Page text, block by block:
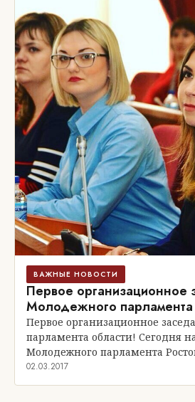
ВАЖНЫЕ НОВОСТИ
Первое организационное
Молодежного парламента
Первое организационное
парламента области! Сегодня
Молодежного парламента
02.03.2017